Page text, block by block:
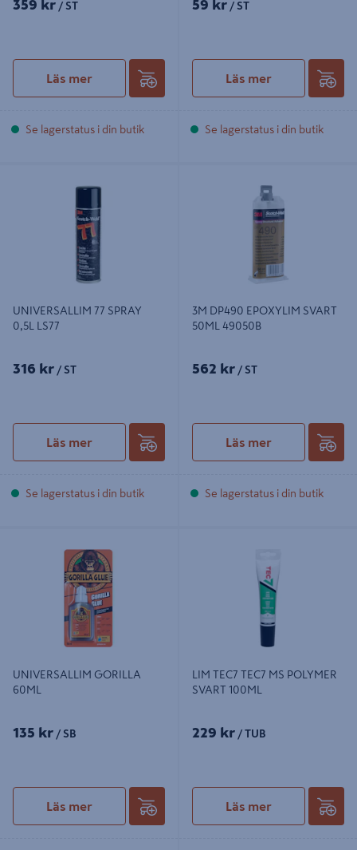
359 kr / ST
Läs mer
Se lagerstatus i din butik
59 kr / ST
Läs mer
Se lagerstatus i din butik
UNIVERSALLIM 77 SPRAY
0,5L LS77
316 kr / ST
Läs mer
Se lagerstatus i din butik
3M DP490 EPOXYLIM SVART
50ML 49050B
562 kr / ST
Läs mer
Se lagerstatus i din butik
UNIVERSALLIM GORILLA
60ML
135 kr / SB
Läs mer
LIM TEC7 TEC7 MS POLYMER
SVART 100ML
229 kr / TUB
Läs mer